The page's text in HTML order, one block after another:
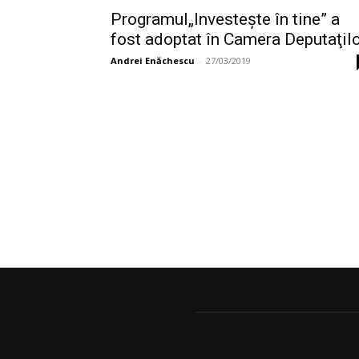
Programul„Investeşte în tine” a
fost adoptat în Camera
Andrei Enăchescu - 27/03/2019